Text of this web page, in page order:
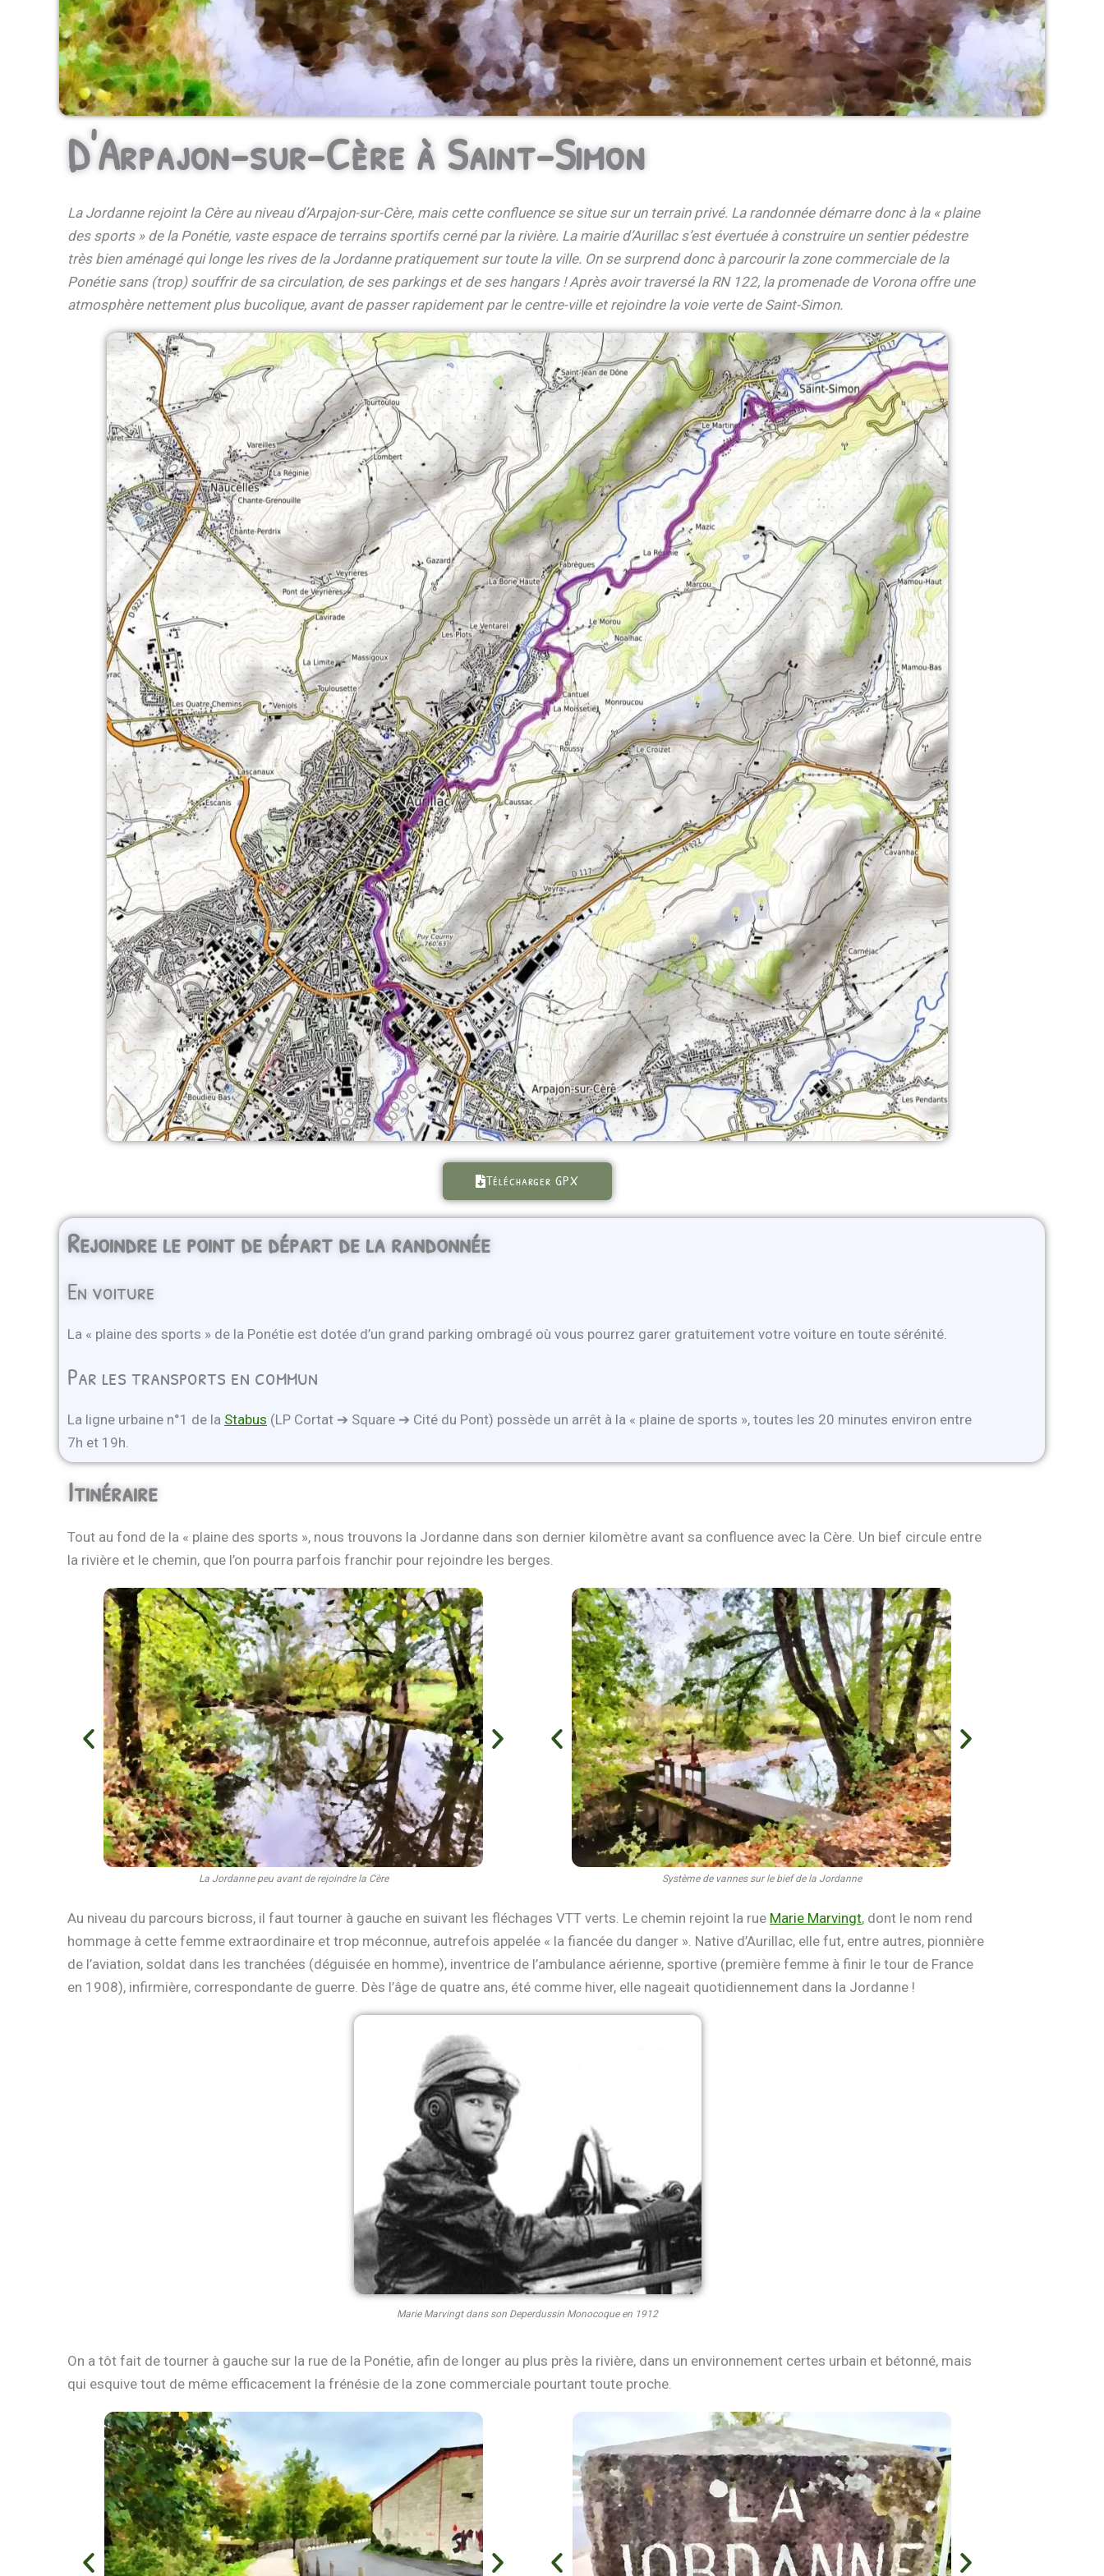
D'Arpajon-sur-Cère à Saint-Simon
La Jordanne rejoint la Cère au niveau d’Arpajon-sur-Cère, mais cette confluence se situe sur un terrain privé. La randonnée démarre donc à la « plaine
des sports » de la Ponétie, vaste espace de terrains sportifs cerné par la rivière. La mairie d’Aurillac s’est évertuée à construire un sentier pédestre
très bien aménagé qui longe les rives de la Jordanne pratiquement sur toute la ville. On se surprend donc à parcourir la zone commerciale de la
Ponétie sans (trop) souffrir de sa circulation, de ses parkings et de ses hangars ! Après avoir traversé la RN 122, la promenade de Vorona offre une
atmosphère nettement plus bucolique, avant de passer rapidement par le centre-ville et rejoindre la voie verte de Saint-Simon.
Télécharger GPX
Rejoindre le point de départ de la randonnée
En voiture
La « plaine des sports » de la Ponétie est dotée d’un grand parking ombragé où vous pourrez garer gratuitement votre voiture en toute sérénité.
Par les transports en commun
La ligne urbaine n°1 de la Stabus (LP Cortat ➔ Square ➔ Cité du Pont) possède un arrêt à la « plaine de sports », toutes les 20 minutes environ entre
7h et 19h.
Itinéraire
Tout au fond de la « plaine des sports », nous trouvons la Jordanne dans son dernier kilomètre avant sa confluence avec la Cère. Un bief circule entre
la rivière et le chemin, que l’on pourra parfois franchir pour rejoindre les berges.
La Jordanne peu avant de rejoindre la Cère Système de vannes sur le bief de la Jordanne
Au niveau du parcours bicross, il faut tourner à gauche en suivant les fléchages VTT verts. Le chemin rejoint la rue Marie Marvingt, dont le nom rend
hommage à cette femme extraordinaire et trop méconnue, autrefois appelée « la fiancée du danger ». Native d’Aurillac, elle fut, entre autres, pionnière
de l’aviation, soldat dans les tranchées (déguisée en homme), inventrice de l’ambulance aérienne, sportive (première femme à finir le tour de France
en 1908), infirmière, correspondante de guerre. Dès l’âge de quatre ans, été comme hiver, elle nageait quotidiennement dans la Jordanne !
Marie Marvingt dans son Deperdussin Monocoque en 1912
On a tôt fait de tourner à gauche sur la rue de la Ponétie, afin de longer au plus près la rivière, dans un environnement certes urbain et bétonné, mais
qui esquive tout de même efficacement la frénésie de la zone commerciale pourtant toute proche.